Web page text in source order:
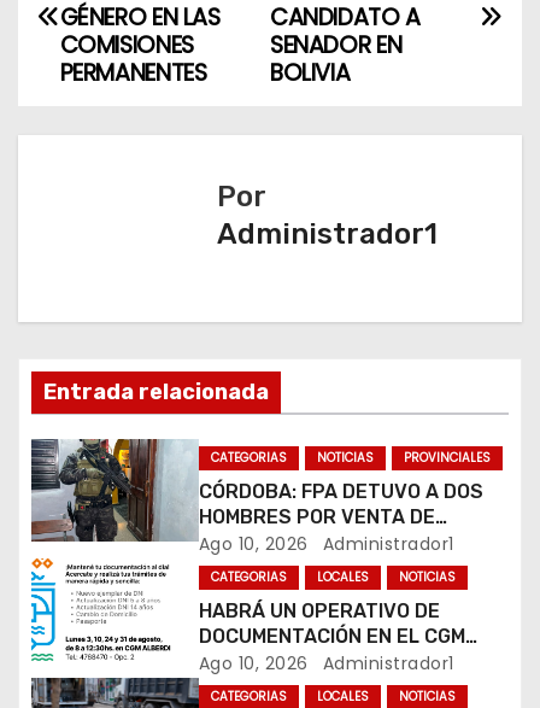
a
e
i
ó
n
d
e
e
n
t
CANDIDATO A
SENADOR EN
BOLIVIA
GÉNERO EN LAS
COMISIONES
PERMANENTES
Por
Administrador1
Entrada relacionada
CATEGORIAS NOTICIAS PROVINCIALES
CÓRDOBA: FPA DETUVO A DOS
HOMBRES POR VENTA DE
DROGAS EN TRES BARRIOS DE
LA CAPITAL
Ago 10, 2026 Administrador1
CATEGORIAS LOCALES NOTICIAS
HABRÁ UN OPERATIVO DE
DOCUMENTACIÓN EN EL CGM
ALBERDI
Ago 10, 2026 Administrador1
CATEGORIAS LOCALES NOTICIAS